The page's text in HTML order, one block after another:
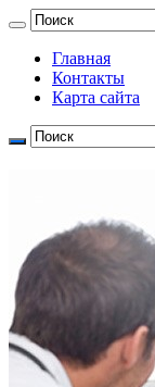
Главная
Контакты
Карта сайта